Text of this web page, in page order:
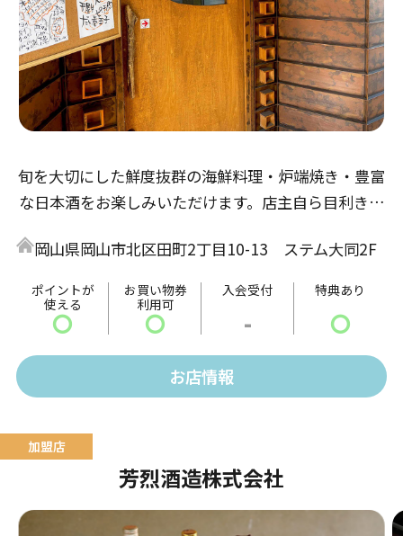
旬を大切にした鮮度抜群の海鮮料理・炉端焼き・豊富
な日本酒をお楽しみいただけます。店主自ら目利きす
してお待ちしております。
岡山県岡山市北区田町2丁目10-13 ステム大同2F
ポイントが
使える
〇
お買い物券
利用可
〇
入会受付
-
特典あり
〇
お店情報
芳烈酒造株式会社